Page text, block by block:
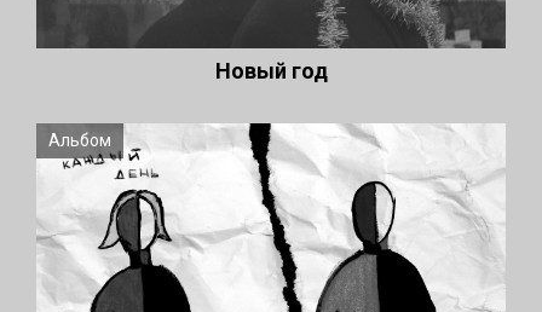
Новый год
Альбом